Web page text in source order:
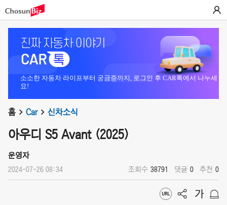
소소한 자동차 라이프부터 궁금증까지, 로그인 후 CAR톡에서 나누세
요!
홈 Car 신차소식
아우디 S5 Avant (2025)
운영자
2024-07-26 08:34 조회수 38791 댓글 0 추천 0